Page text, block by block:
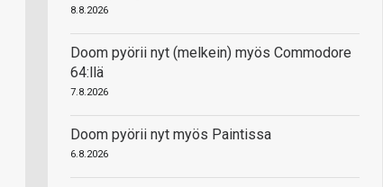
8.8.2026
Doom pyörii nyt (melkein) myös Commodore
64:llä
7.8.2026
Doom pyörii nyt myös Paintissa
6.8.2026